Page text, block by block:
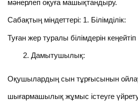
мәнерлеп оқуға машықтандыру.
Сабақтың міндеттері: 1. Білімділік:
Туған жер туралы білімдерін
Дамытушылық:
Оқушылардың сын тұрғысынын
шығармашылық жұмыс істеуге